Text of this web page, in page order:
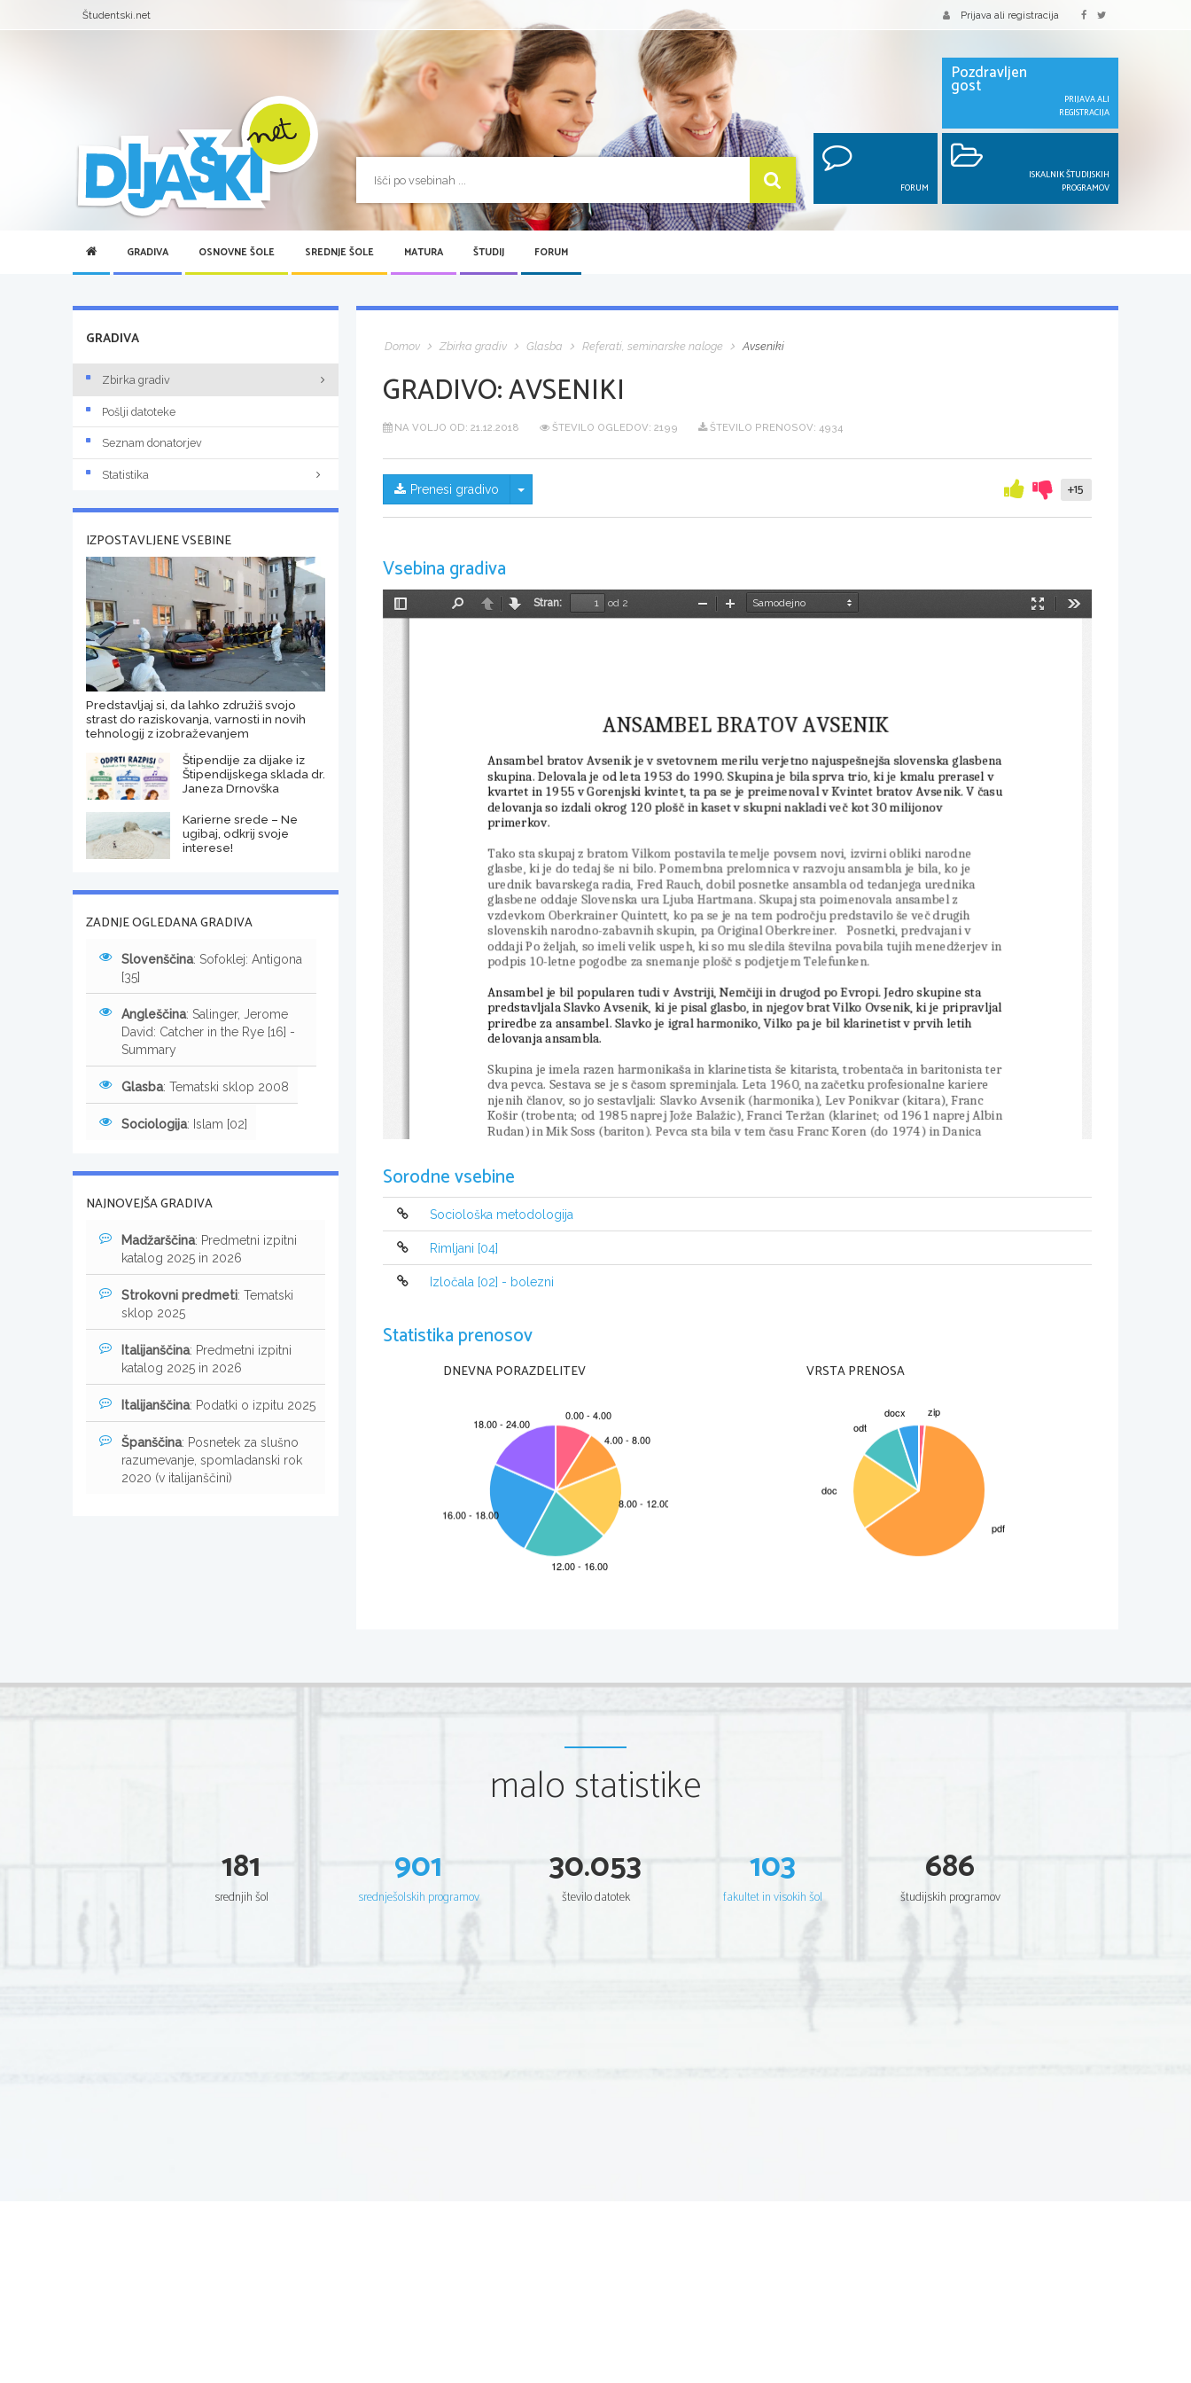
Študentski.net Prijava ali registracija
Pozdravljen
gost
PRIJAVA ALI
REGISTRACIJA
FORUM
ISKALNIK ŠTUDIJSKIH
PROGRAMOV
GRADIVA OSNOVNE ŠOLE SREDNJE ŠOLE MATURA ŠTUDIJ FORUM
Domov Zbirka gradiv Glasba Referati, seminarske naloge Avseniki
GRADIVO:AVSENIKI
NA VOLJO OD: 21.12.2018 ŠTEVILO OGLEDOV: 2199 ŠTEVILO PRENOSOV: 4934
Prenesi gradivo Skrij/prikaži meni +15
Vsebina gradiva
Preklopi
NazajNaprej
Stran:
od 2
Način
PomanjšajPovečaj
ANSAMBEL BRATOV AVSENIK
Ansambel bratov Avsenik je v svetovnem merilu verjetno najuspešnejša slovenska glasbena
skupina . Delovala je od leta 1953 do 1990. Skupina je bila sprva trio , ki je kmalu prerasel v
kvartet in 1955 v Gorenjski kvintet, ta pa se je preimenoval v Kvintet bratov Avsenik . V času
delovanja so izdali okrog 120 plošč in kaset v skupni nakladi več kot 30 milijonov
primerkov.
Tako sta skupaj z bratom Vilkom postavila temelje povsem novi, izvirni obliki narodne
glasbe, ki je do tedaj še ni bilo. Pomembna prelomnica v razvoju ansambla je bila, ko je
urednik bavarskega radia, Fred Rauch, dobil posnetke ansambla od tedanjega urednika
glasbene oddaje Slovenska ura Ljuba Hartmana. Skupaj sta poimenovala ansambel z
vzdevkom Oberkrainer Quintett, ko pa se je na tem področju predstavilo še več drugih
slovenskih narodno-zabavnih skupin, pa Original Oberkreiner.
  Posnetki, predvajani v
oddaji Po željah, so imeli velik uspeh, ki so mu sledila številna povabila tujih menedžerjev in
podpis 10-letne pogodbe za snemanje plošč s podjetjem Telefunken.
Ansambel je bil popularen tudi v Avstriji , Nemčiji in drugod po Evropi . Jedro skupine sta
predstavljala Slavko Avsenik, ki je pisal glasbo, in njegov brat Vilko Ovsenik, ki je pripravljal
priredbe za ansambel . Slavko je igral harmoniko , Vilko pa je bil klarinetist v prvih letih
delovanja ansambla.
Skupina je imela razen harmonikaša in klarinetista še kitarista, trobentača in baritonista ter
dva pevca. Sestava se je s časom spreminjala. Leta 1960, na začetku profesionalne kariere
njenih članov, so jo sestavljali: Slavko Avsenik (harmonika), Lev Ponikvar (kitara), Franc
Košir (trobenta; od 1985 naprej Jože Balažic), Franci Teržan (klarinet; od 1961 naprej Albin
Rudan) in Mik Soss (bariton). Pevca sta bila v tem času Franc Koren (do 1974) in Danica
kristalnega oskarja za izvirno glasbo. Avseniki so bili štiri desetletja ambasadorji Slovenije
po svetu, saj so z uveljavitvijo značilnega glasbenega sloga pripomogli k njeni večji
dobrodelnim akcijam.
V tujini od leta
postale ponarodele, sicer pa je
je pojem slovenske narodnozabavne glasbe že dobrih 50 let, saj je narodnozabavni
Velja prepričanje, da so bili Avseniki začetniki novega žanra narodno-zabavne glasbe v
takrat naprej je več, ali manj vse znano, Ansambel bratov Avsenik je postal eden
Nadaljevalci Ansambla bratov Avsenik so skupina
Original Oberkreiner). V Begunjah na Gorenjskem je muzejska zbirka posvečena ansamblu.
Sorodne vsebine
Sociološka metodologija
Rimljani [04]
Izločala [02] - bolezni
Statistika prenosov
DNEVNA PORAZDELITEV VRSTA PRENOSA
GRADIVA
Zbirka gradiv
Pošlji datoteke
Seznam donatorjev
Statistika
IZPOSTAVLJENE VSEBINE
Predstavljaj si, da lahko združiš svojo
strast do raziskovanja, varnosti in novih
tehnologij z izobraževanjem
Štipendije za dijake iz
Štipendijskega sklada dr.
Janeza Drnovška
Karierne srede – Ne
ugibaj, odkrij svoje
interese!
ZADNJE OGLEDANA GRADIVA
Slovenščina: Sofoklej: Antigona
[35]
Angleščina: Salinger, Jerome
David: Catcher in the Rye [16] -
Summary
Glasba: Tematski sklop 2008
Sociologija: Islam [02]
NAJNOVEJŠA GRADIVA
Madžarščina: Predmetni izpitni
katalog 2025 in 2026
Strokovni predmeti: Tematski
sklop 2025
Italijanščina: Predmetni izpitni
katalog 2025 in 2026
Italijanščina: Podatki o izpitu 2025
Španščina: Posnetek za slušno
razumevanje, spomladanski rok
2020 (v italijanščini)
malo statistike
181
srednjih šol
901
srednješolskih programov
30.053
število datotek
103
fakultet in visokih šol
686
študijskih programov